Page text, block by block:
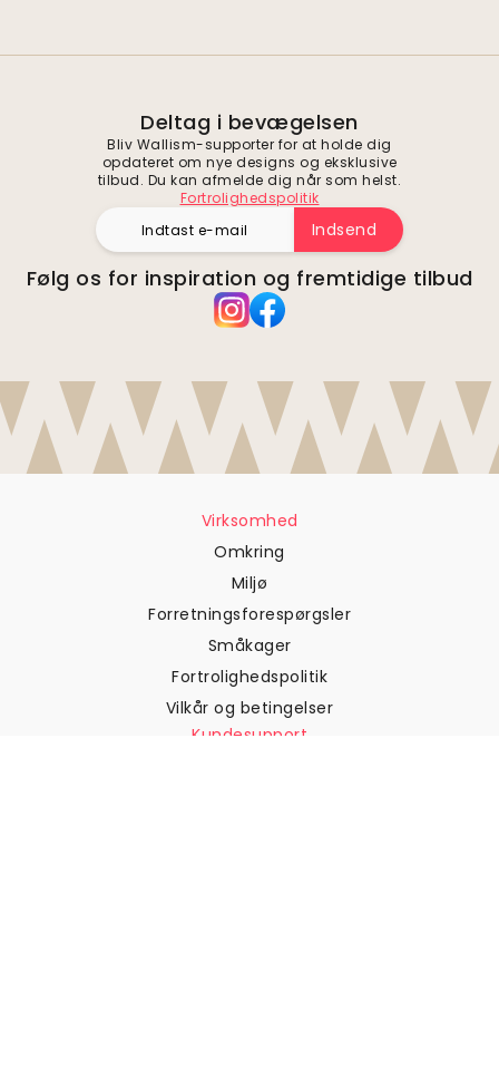
Deltag i bevægelsen
Bliv Wallism-supporter for at holde dig
opdateret om nye designs og eksklusive
tilbud. Du kan afmelde dig når som helst.
Fortrolighedspolitik
Indsend
Følg os for inspiration og fremtidige tilbud
Virksomhed
Omkring
Miljø
Forretningsforespørgsler
Småkager
Fortrolighedspolitik
Vilkår og betingelser
Kundesupport